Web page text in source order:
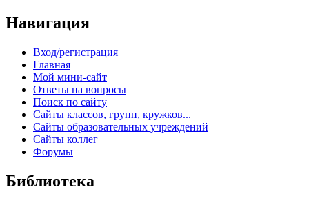
Навигация
Вход/регистрация
Главная
Мой мини-сайт
Ответы на вопросы
Поиск по сайту
Сайты классов, групп, кружков...
Сайты образовательных учреждений
Сайты коллег
Форумы
Библиотека